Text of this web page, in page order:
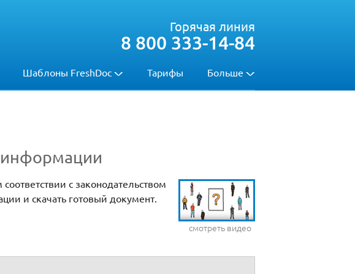
Шаблоны FreshDoc Тарифы Больше
Горячая линия
8 800 333-14-84
информации
смотреть видео
с законодательством
и скачать готовый документ.